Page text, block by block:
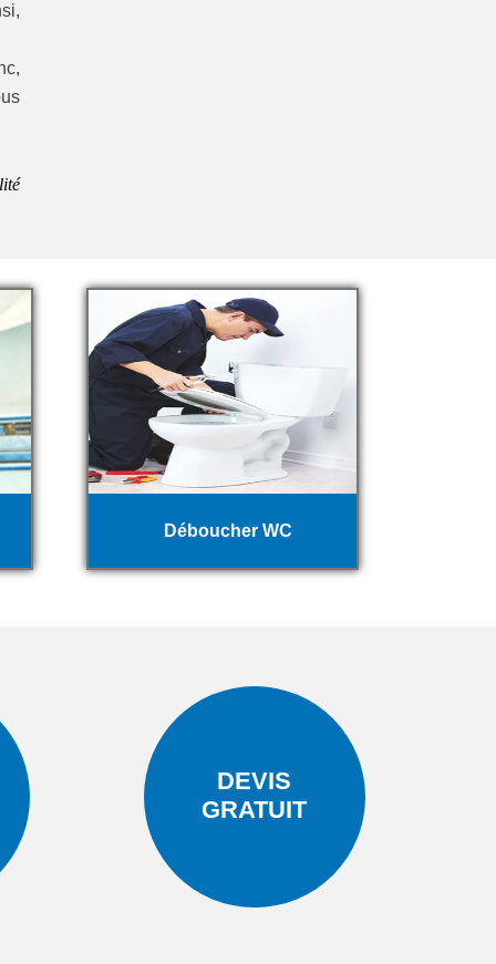
Déboucher WC
DEVIS
GRATUIT